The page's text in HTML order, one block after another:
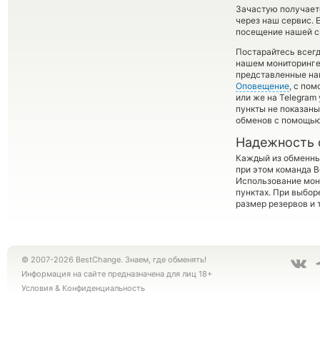
Зачастую
через наш сервис.
посещение нашей
Постарайтесь
нашем
представленные
Оповещение, с
или же на
пункты не
обменов с
Надежность
Каждый из
при этом команда
Использование
пунктах. При
размер резервов и
© 2007-2026 BestChange. Знаем, где обменять!
Информация на сайте предназначена для лиц 18+
Условия & Конфиденциальность